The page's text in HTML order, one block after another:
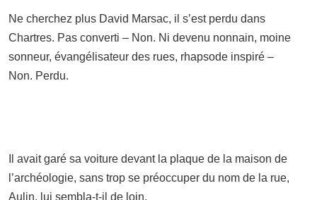
Ne cherchez plus David Marsac, il s’est perdu dans
Chartres. Pas converti – Non. Ni devenu nonnain, moine
sonneur, évangélisateur des rues, rhapsode inspiré –
Non. Perdu.
Il avait garé sa voiture devant la plaque de la maison de
l’archéologie, sans trop se préoccuper du nom de la rue,
Aulin, lui sembla-t-il de loin.